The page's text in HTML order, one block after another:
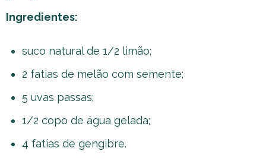
Ingredientes:
suco natural de 1/2 limão;
2 fatias de melão com semente;
5 uvas passas;
1/2 copo de água gelada;
4 fatias de gengibre.